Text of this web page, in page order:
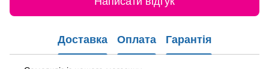
Доставка Оплата Гарантія